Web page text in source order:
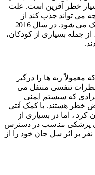
خطر آفرین است. علت
می تواند جذب کند از
دست می دهد و بنا بر این در داخل خشک می شود. در سال 2016
، از جمله بسیاری از کودکان،
ریه ها را درگیر
تنفسی منتقل می
که سیستم ایمنی
خطر هستند. با کمک آنتی
، اما در بسیاری از
پزشکی مناسب در دسترس
حدود 1.3 میلیون نفر بر اثر سل جان خود را از